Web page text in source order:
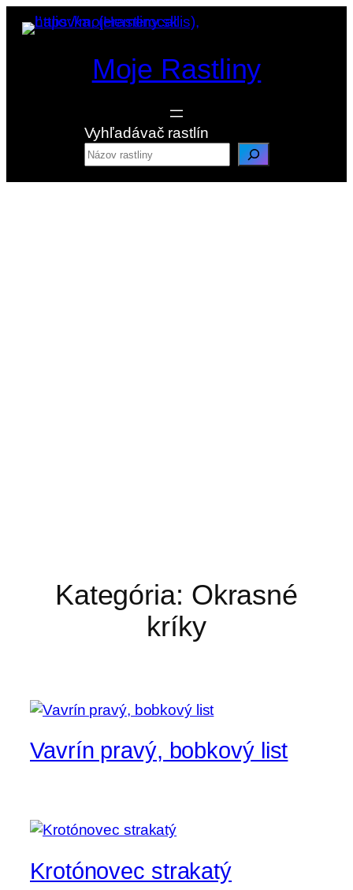
Prejsť
na
Moje Rastliny
Vyhľadávač rastlín
Kategória: Okrasné
kríky
Vavrín pravý, bobkový list
Krotónovec strakatý